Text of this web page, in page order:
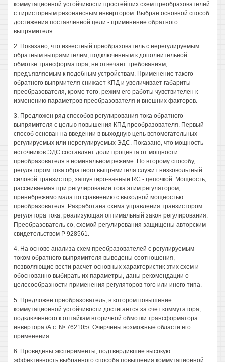
коммутационной устойчивости простейших схем преобразователей
с тиристорным резонансным инвертором. Выбран основной способ
достижения поставленной цели - применение обратного
выпрямителя.
2. Показано, что известный преобразователь с нерегулируемым
обратным выпрямителем, подключенным к дополнительной
обмотке трансформатора, не отвечает требованиям,
предъявляемым к подобным устройствам. Применение такого
обратного выпрмителя снижает КПД и увеличивает габариты
преобразователя, кроме того, режим его работы чувствителен к
изменению параметров преобразователя и внешних факторов.
3. Предложен ряд способов регулирования тока обратного
выпрямителя с целью повышения КПД преобразователя. Первый
способ основан на введении в выходную цепь вспомогательных
регулируемых или нерегулируемых ЭДС. Показано, что мощность
источников ЭДС составляет доли процента от мощности
преобразователя в номинальном режиме. По второму способу,
регулятором тока обратного выпрямителя служит низковольтный
силовой транзистор, зашунтиро-ванныи RC - цепочкой. Мощность,
рассеиваемая при регулировании тока этим регулятором,
пренебрежимо мала по сравнению с выходной мощностью
преобразователя. Разработана схема управления транзистором
регулятора тока, реализующая оптимальный закон регулирования.
Преобразователь со, схемой регулирования защищены авторским
свидетельством Р 928561.
4. На основе анализа схем преобразователей с регулируемым
током обратного выпрямителя выведены соотношения,
позволяющие вести расчет основных характеристик этих схем и
обоснованно выбирать их параметры, даны рекомендации о
целесообразности применения регуляторов того или иного типа.
5. Предложен преобразователь, в котором повышение
коммутационной устойчивости достигается за счет коммутатора,
подключенного к отпайкам вторичной обмотки трансформатора
инвертора /A.c. № 762105/. Очерчены возможные области его
применения.
6. Проведены эксперименты, подтвердившие высокую
эффективность выбранного способа повышения коммутационной